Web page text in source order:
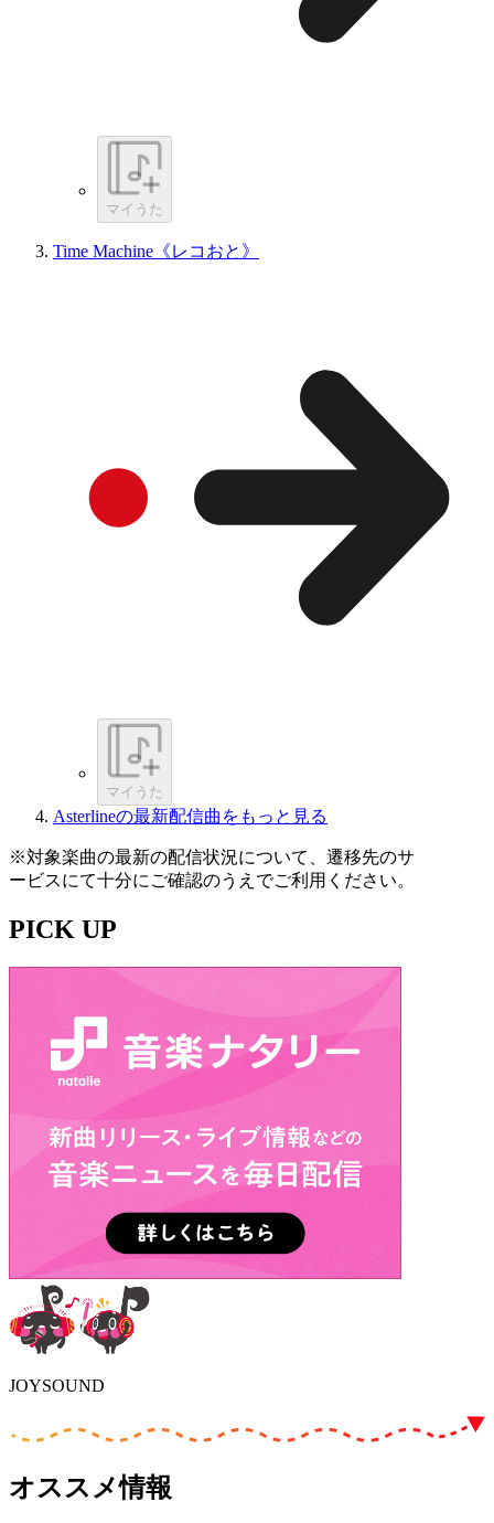
マイうた
Time Machine《レコおと》
マイうた
Asterlineの最新配信曲をもっと見る
※対象楽曲の最新の配信状況について、遷移先のサ
ービスにて十分にご確認のうえでご利用ください。
PICK UP
JOYSOUND
オススメ情報